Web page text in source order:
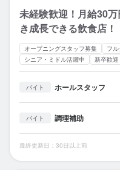
スカウト・メルマガ受信設
ヘルプ・お問い合わせフォー
掲載をご検討の店舗様へ
食べログ求人PRESS
プライバシーポリシー
利用規約
未経験歓迎！月給30
き成長できる飲食店！
オープニングスタッフ募集 フ
シニア・ミドル活躍中
新卒歓迎
バイト ホールスタッフ
バイト 調理補助
最終更新日：30日以上前